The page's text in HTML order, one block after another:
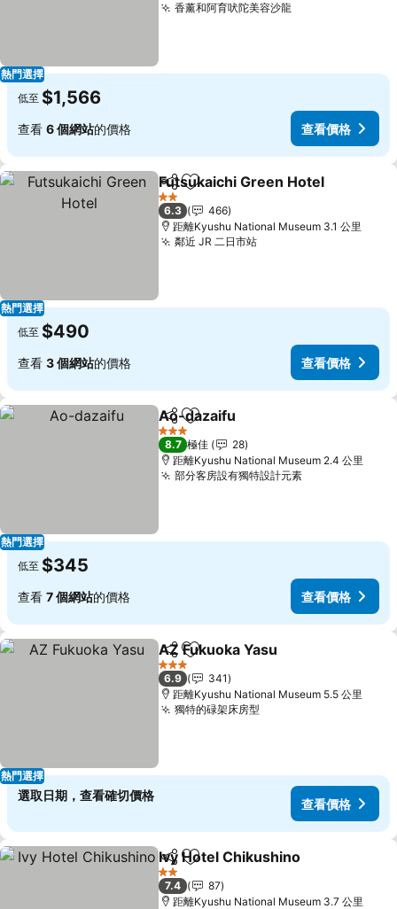
熱門選擇
香薰和阿育吠陀美容沙龍查看價格
低至 $1,566
查看 6 個網站的價格 查看價格
熱門選擇
分享 放到收藏夾
Futsukaichi Green Hotel
2 星級
6.3
466
距離Kyushu National Museum 3.1 公里
鄰近 JR 二日市站查看價格
低至 $490
查看 3 個網站的價格 查看價格
熱門選擇
分享 放到收藏夾
Ao-dazaifu
3 星級
8.7 極佳
28
距離Kyushu National Museum 2.4 公里
部分客房設有獨特設計元素查看價格
低至 $345
查看 7 個網站的價格 查看價格
熱門選擇
分享 放到收藏夾
AZ Fukuoka Yasu
3 星級
6.9
341
距離Kyushu National Museum 5.5 公里
獨特的碌架床房型查看價格
選取日期，查看確切價格
查看價格
分享 放到收藏夾
Ivy Hotel Chikushino
2 星級
7.4
87
距離Kyushu National Museum 3.7 公里